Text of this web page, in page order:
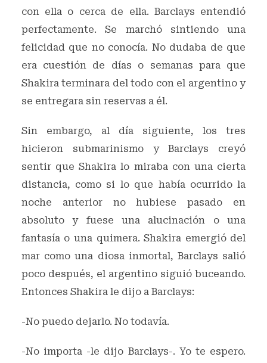
con ella o cerca de ella. Barclays entendió
perfectamente. Se marchó sintiendo una
felicidad que no conocía. No dudaba de que
era cuestión de días o semanas para que
Shakira terminara del todo con el argentino y
se entregara sin reservas a él.
Sin embargo, al día siguiente, los tres
hicieron submarinismo y Barclays creyó
sentir que Shakira lo miraba con una cierta
distancia, como si lo que había ocurrido la
noche anterior no hubiese pasado en
absoluto y fuese una alucinación o una
fantasía o una quimera. Shakira emergió del
mar como una diosa inmortal, Barclays salió
poco después, el argentino siguió buceando.
Entonces Shakira le dijo a Barclays:
-No puedo dejarlo. No todavía.
-No importa -le dijo Barclays-. Yo te espero.